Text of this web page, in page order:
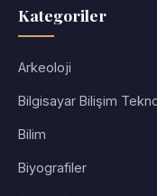
Kategoriler
Arkeoloji
Bilgisayar Bilişim
Bilim
Biyografiler